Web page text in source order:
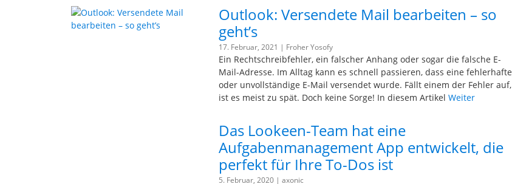
Outlook: Versendete Mail bearbeiten – so
geht’s
17. Februar, 2021 | Froher Yosofy
Ein Rechtschreibfehler, ein falscher Anhang oder sogar die falsche E-
Mail-Adresse. Im Alltag kann es schnell passieren, dass eine fehlerhafte
oder unvollständige E-Mail versendet wurde. Fällt einem der Fehler auf,
ist es meist zu spät. Doch keine Sorge! In diesem ArtikelWeiter
Das Lookeen-Team hat eine
Aufgabenmanagement App entwickelt, die
perfekt für Ihre To-Dos ist
5. Februar, 2020 |axonic